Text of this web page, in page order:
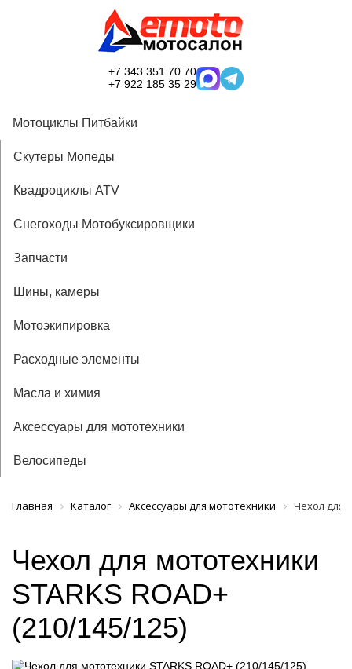
+7 343 351 70 70
+7 922 185 35 29
Мотоциклы Питбайки
Скутеры Мопеды
Квадроциклы ATV
Снегоходы Мотобуксировщики
Запчасти
Шины, камеры
Мотоэкипировка
Расходные элементы
Масла и химия
Аксессуары для мототехники
Велосипеды
Главная Каталог Аксессуары для мототехники Чехол для
Чехол для мототехники
STARKS ROAD+
(210/145/125)